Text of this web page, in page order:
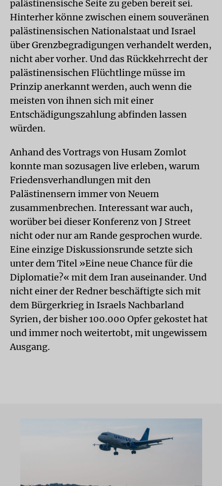
palästinensische Seite zu geben bereit sei.
Hinterher könne zwischen einem souveränen
palästinensischen Nationalstaat und Israel
über Grenzbegradigungen verhandelt werden,
nicht aber vorher. Und das Rückkehrrecht der
palästinensischen Flüchtlinge müsse im
Prinzip anerkannt werden, auch wenn die
meisten von ihnen sich mit einer
Entschädigungszahlung abfinden lassen
würden.
Anhand des Vortrags von Husam Zomlot
konnte man sozusagen live erleben, warum
Friedensverhandlungen mit den
Palästinensern immer von Neuem
zusammenbrechen. Interessant war auch,
worüber bei dieser Konferenz von J Street
nicht oder nur am Rande gesprochen wurde.
Eine einzige Diskussionsrunde setzte sich
unter dem Titel »Eine neue Chance für die
Diplomatie?« mit dem Iran auseinander. Und
nicht einer der Redner beschäftigte sich mit
dem Bürgerkrieg in Israels Nachbarland
Syrien, der bisher 100.000 Opfer gekostet hat
und immer noch weitertobt, mit ungewissem
Ausgang.